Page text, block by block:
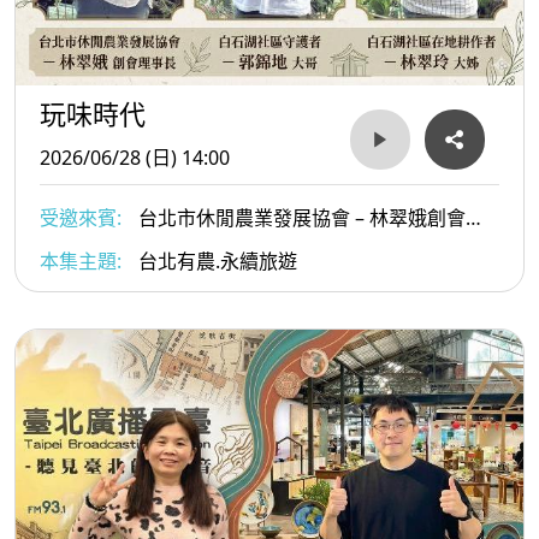
玩味時代
2026/06/28 (日) 14:00
受邀來賓:
台北市休閒農業發展協會 – 林翠娥創會理
事長、白石湖社區守護者 – 郭錦地大哥、白石湖社區
在地耕作者 – 林翠玲大姊
本集主題: 台北有農.永續旅遊